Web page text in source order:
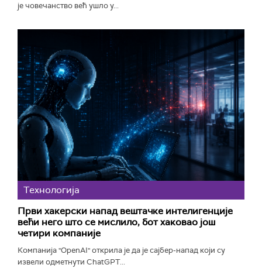
је човечанство већ ушло у...
Технологијa
Први хакерски напад вештачке интелигенције
већи него што се мислило, бот хаковао још
четири компаније
Компанија "OpenAI" открила је да је сајбер-напад који су
извели одметнути ChatGPT...